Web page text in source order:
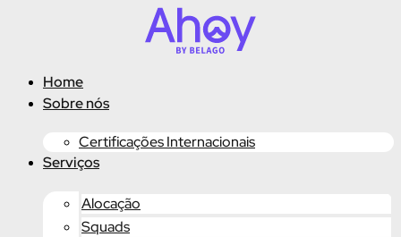
conteúdoHome
Sobre nós
Certificações Internacionais
Serviços
Alocação
Squads